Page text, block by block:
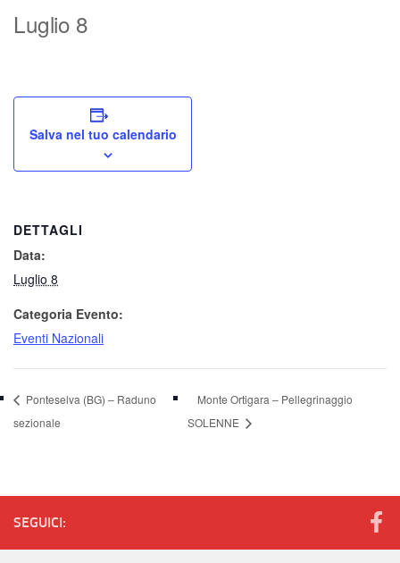
Luglio 8
Salva nel tuo calendario
DETTAGLI
Data:
Luglio 8
Categoria Evento:
Eventi Nazionali
Ponteselva (BG) – Raduno
sezionale
Monte Ortigara – Pellegrinaggio
SOLENNE
SEGUICI: